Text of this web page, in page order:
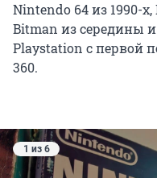
Nintendo 64 из 1990-
Bitman из середины
Playstation с первой
360.
1 из 6